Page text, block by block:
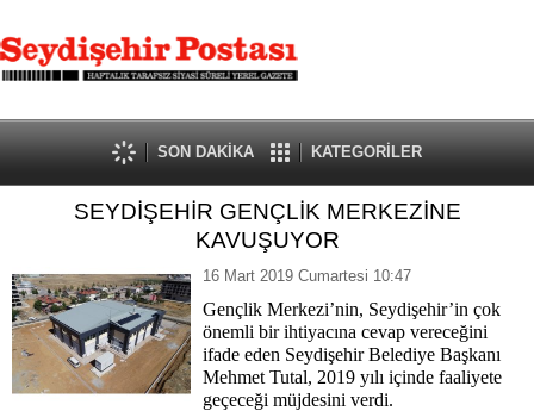
SON DAKİKA KATEGORİLER
SEYDİŞEHİR GENÇLİK MERKEZİNE
KAVUŞUYOR
16 Mart 2019 Cumartesi 10:47
Gençlik Merkezi’nin, Seydişehir’in çok
önemli bir ihtiyacına cevap vereceğini
ifade eden Seydişehir Belediye Başkanı
Mehmet Tutal, 2019 yılı içinde faaliyete
geçeceği müjdesini verdi.